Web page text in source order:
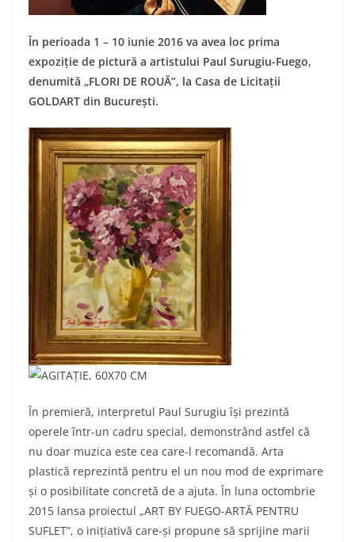
În perioada 1 – 10 iunie 2016 va avea loc prima
expoziție de pictură a artistului Paul Surugiu-Fuego,
denumită „FLORI DE ROUĂ”, la Casa de Licitații
GOLDART din București.
În premieră, interpretul Paul Surugiu își prezintă
operele într-un cadru special, demonstrând astfel că
nu doar muzica este cea care-l recomandă. Arta
plastică reprezintă pentru el un nou mod de exprimare
și o posibilitate concretă de a ajuta. În luna octombrie
2015 lansa proiectul „ART BY FUEGO-ARTĂ PENTRU
SUFLET”, o inițiativă care-și propune să sprijine marii